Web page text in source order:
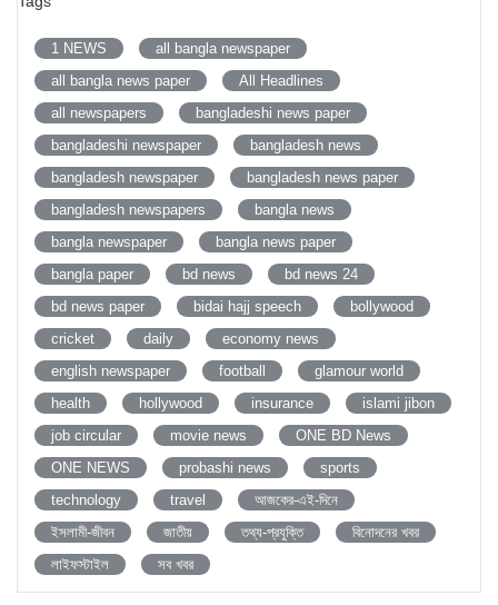
1 NEWS
all bangla newspaper
all bangla news paper
All Headlines
all newspapers
bangladeshi news paper
bangladeshi newspaper
bangladesh news
bangladesh newspaper
bangladesh news paper
bangladesh newspapers
bangla news
bangla newspaper
bangla news paper
bangla paper
bd news
bd news 24
bd news paper
bidai hajj speech
bollywood
cricket
daily
economy news
english newspaper
football
glamour world
health
hollywood insurance
islami jibon
job circular
movie news
ONE BD News
ONE NEWS
probashi news
sports
technology
travel
আজকের-এই-দিনে
ইসলামী-জীবন
জাতীয় তথ্য-প্রযুক্তি
বিনোদনের খবর
লাইফস্টাইল
সব খবর